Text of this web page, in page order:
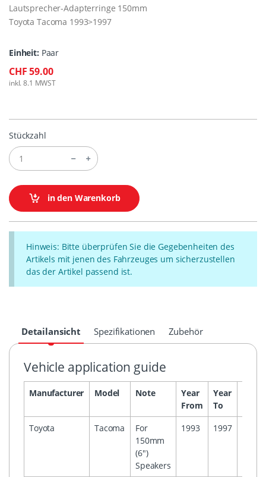
Lautsprecher-Adapterringe 150mm
Toyota Tacoma 1993>1997
Einheit: Paar
CHF 59.00
inkl. 8.1 MWST
Stückzahl
in den Warenkorb
Hinweis: Bitte überprüfen Sie die Gegebenheiten des
Artikels mit jenen des Fahrzeuges um sicherzustellen
das der Artikel passend ist.
Detailansicht Spezifikationen Zubehör
Vehicle application guide
Manufacturer Model Note
Year
From
Year
To
Toyota Tacoma
For
150mm
(6")
Speakers
1993 1997